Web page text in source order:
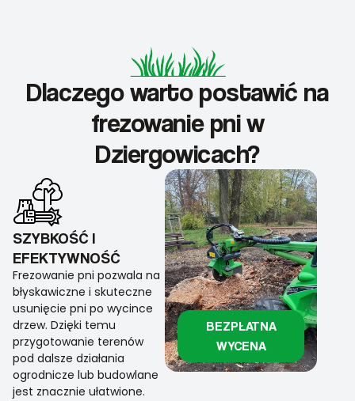
Dlaczego warto postawić na
frezowanie pni w
Dziergowicach?
SZYBKOŚĆ I
EFEKTYWNOŚĆ
Frezowanie pni pozwala na
błyskawiczne i skuteczne
usunięcie pni po wycince
drzew. Dzięki temu
przygotowanie terenów
pod dalsze działania
ogrodnicze lub budowlane
jest znacznie ułatwione.
BEZPŁATNA
WYCENA